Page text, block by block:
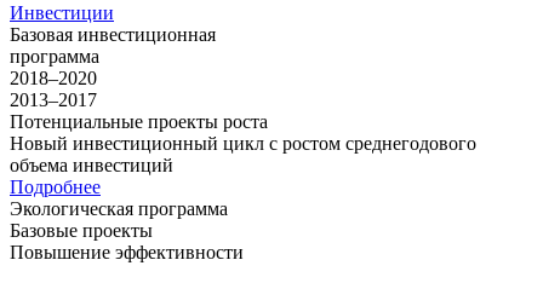
Инвестиции
Базовая инвестиционная
программа
2018–2020
2013–2017
Потенциальные проекты роста
Новый инвестиционный цикл с ростом среднегодового
объема инвестиций
Подробнее
Экологическая программа
Базовые проекты
Повышение эффективности